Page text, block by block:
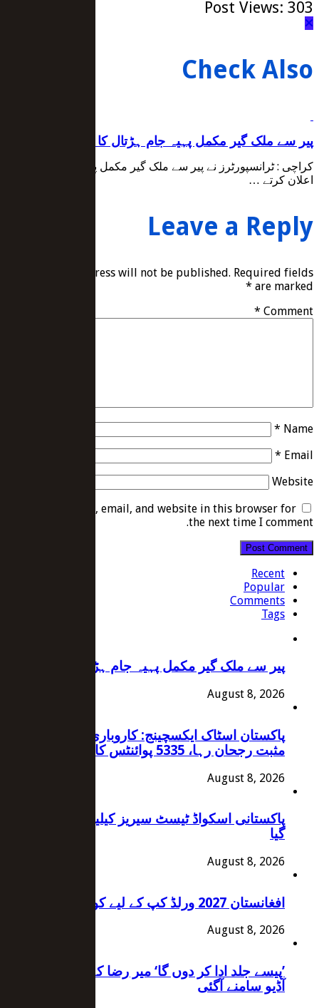
Post Views: 303
Check Also
پیر سے ملک گیر مکمل پہیہ جام ہڑتال کا اعلان
کراچی : ٹرانسپورٹرز نے پیر سے ملک گیر مکمل پہیہ جام ہڑتال کا
اعلان کرتے …
Leave a Reply
Your email address will not be published. Required fields
are marked
*
Comment
*
Name
*
Email
*
Website
Save my name, email, and website in this browser for
the next time I comment.
Recent
Popular
Comments
Tags
پیر سے ملک گیر مکمل پہیہ جام ہڑتال کا اعلان
August 8, 2026
پاکستان اسٹاک ایکسچینج: کاروباری ہفتے میں
مثبت رجحان رہا، 5335 پوائنٹس کا اضافہ
August 8, 2026
پاکستانی اسکواڈ ٹیسٹ سیریز کیلیے انگلینڈ پہنچ
گیا
August 8, 2026
افغانستان 2027 ورلڈ کپ کے لیے کوالیفائی کرگیا
August 8, 2026
’پیسے جلد ادا کر دوں گا‘ میر رضا کے والد کی اہم
آڈیو سامنے آگئی